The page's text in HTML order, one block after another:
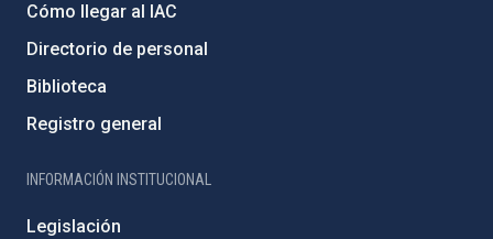
Cómo llegar al IAC
Directorio de personal
Biblioteca
Registro general
INFORMACIÓN INSTITUCIONAL
Legislación